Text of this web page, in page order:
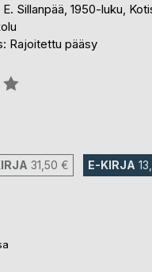
Sillanpää, 1950-luku,
Rajoitettu pääsy
31,50 € E-KIRJA